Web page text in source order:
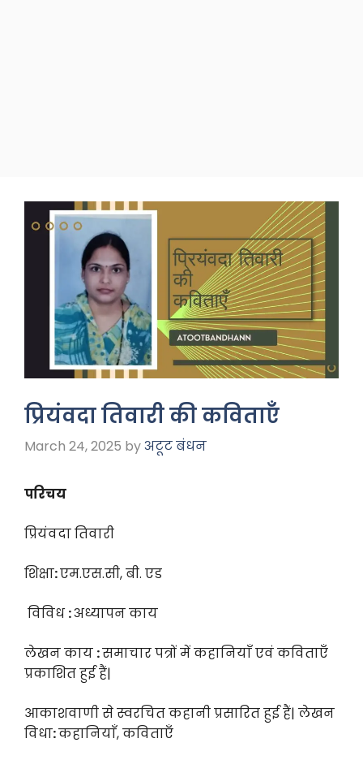
प्रियंवदा तिवारी की कविताएँ
March 24, 2025 byअटूट बंधन
परिचय
प्रियंवदा तिवारी
शिक्षा:एम.एस.सी, बी. एड
विविध:अध्यापन काय
लेखन काय :समाचार पत्रों में कहानियाँ एवं कविताएँ
प्रकाशित हुई हैं|
आकाशवाणी से स्वरचित कहानी प्रसारित हुई हैं| लेखन
विधा:कहानियाँ, कविताएँ